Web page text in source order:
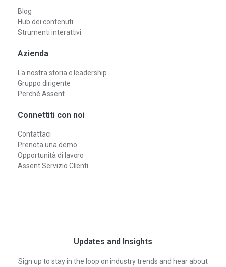
Blog
Hub dei contenuti
Strumenti interattivi
Azienda
La nostra storia e leadership
Gruppo dirigente
Perché Assent
Connettiti con noi
Contattaci
Prenota una demo
Opportunità di lavoro
Assent Servizio Clienti
Updates and Insights
Sign up to stay in the loop on industry trends and hear about